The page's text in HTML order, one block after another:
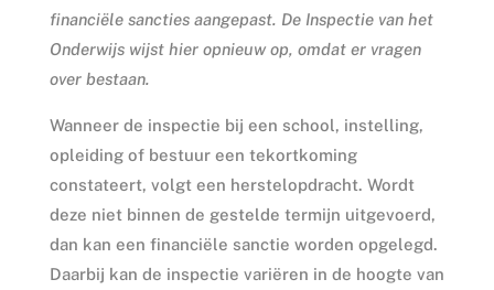
financiële sancties aangepast. De Inspectie van het
Onderwijs wijst hier opnieuw op, omdat er vragen
over bestaan.
Wanneer de inspectie bij een school, instelling,
opleiding of bestuur een tekortkoming
constateert, volgt een herstelopdracht. Wordt
deze niet binnen de gestelde termijn uitgevoerd,
dan kan een financiële sanctie worden opgelegd.
Daarbij kan de inspectie variëren in de hoogte van